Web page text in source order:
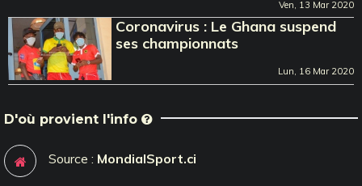
Ven, 13 Mar 2020
Coronavirus : Le Ghana suspend
ses championnats
Lun, 16 Mar 2020
D'où provient l'info
Source : MondialSport.ci